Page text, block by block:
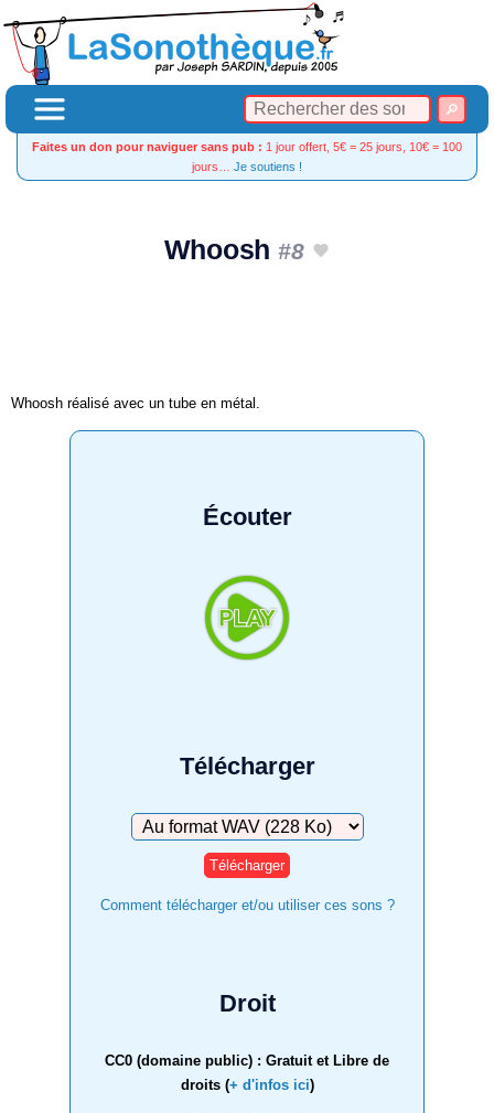
Faites un don pour naviguer sans pub : 1 jour offert, 5€ = 25 jours, 10€ = 100
jours… Je soutiens !
Whoosh #8
Whoosh réalisé avec un tube en métal.
Écouter
Télécharger
Télécharger
Comment télécharger et/ou utiliser ces sons ?
Droit
CC0 (domaine public) : Gratuit et Libre de
droits (+ d'infos ici)